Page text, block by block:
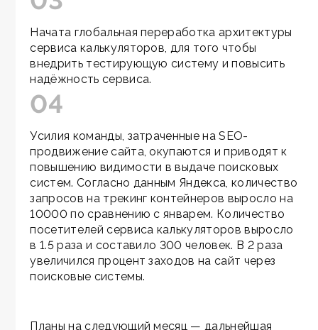
Начата глобальная переработка архитектуры
сервиса калькуляторов, для того чтобы
внедрить тестирующую систему и повысить
надёжность сервиса.
04
Усилия команды, затраченные на SEO-
продвижение сайта, окупаются и приводят к
повышению видимости в выдаче поисковых
систем. Согласно данным Яндекса, количество
запросов на трекинг контейнеров выросло на
10000 по сравнению с январем. Количество
посетителей сервиса калькуляторов выросло
в 1.5 раза и составило 300 человек. В 2 раза
увеличился процент заходов на сайт через
поисковые системы.
Планы на следующий месяц — дальнейшая